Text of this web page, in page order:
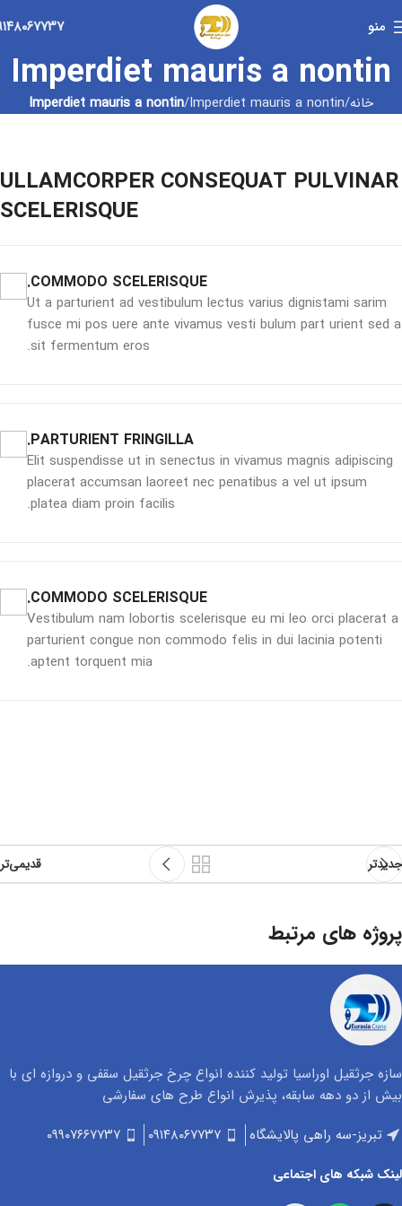
منو
Imperdiet mauris a nontin
خانه Imperdiet mauris a nontin
Imperdiet mauris a nontin
ULLAMCORPER CONSEQUAT PULVINAR
SCELERISQUE
COMMODO SCELERISQUE.
Ut a parturient ad vestibulum lectus varius dignistami sarim
fusce mi pos uere ante vivamus vesti bulum part urient sed a
sit fermentum eros.
PARTURIENT FRINGILLA.
Elit suspendisse ut in senectus in vivamus magnis adipiscing
placerat accumsan laoreet nec penatibus a vel ut ipsum
platea diam proin facilis.
COMMODO SCELERISQUE.
Vestibulum nam lobortis scelerisque eu mi leo orci placerat a
parturient congue non commodo felis in dui lacinia potenti
aptent torquent mia.
جدیدتر قدیمی‌تر
پروژه های مرتبط
Potenti parturient parturie
سازه جرثقیل اوراسیا تولید کننده انواع چرخ جرثقیل سقفی و دروازه‌ ای با
بيش از دو دهه سابقه، پذیرش انواع طرح های سفارشی
تبریز-سه راهی پالایشگاه
۰۹۱۴۸۰۶۷۷۳۷ ۰۹۹۰۷۶۶۷۷۳۷
لینک شبکه های اجتماعی